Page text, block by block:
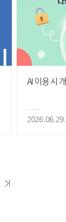
AI 이용 시
2026.06.29.